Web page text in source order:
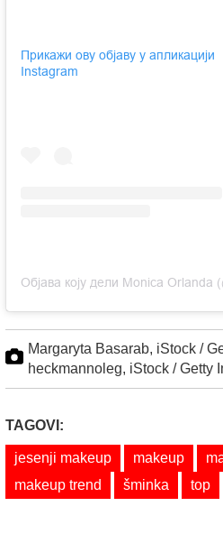
Прикажи ову објаву у апликацији
Instagram
Margaryta Basarab, iStock /
heckmannoleg, iStock / Getty
TAGOVI:
jesenji makeup makeup
makeup trend
šminka top